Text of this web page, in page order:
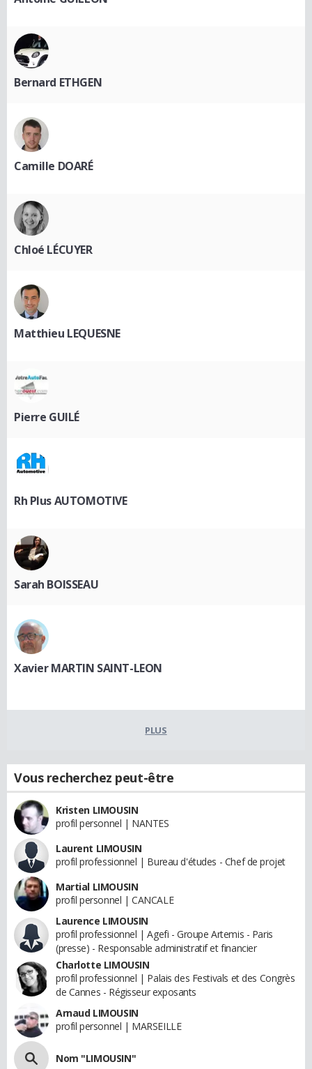
Bernard ETHGEN
Camille DOARÉ
Chloé LÉCUYER
Matthieu LEQUESNE
Pierre GUILÉ
Rh Plus AUTOMOTIVE
Sarah BOISSEAU
Xavier MARTIN SAINT-LEON
PLUS
Vous recherchez peut-être
Kristen LIMOUSIN
profil personnel | NANTES
Laurent LIMOUSIN
profil professionnel | Bureau d'études - Chef de projet
Martial LIMOUSIN
profil personnel | CANCALE
Laurence LIMOUSIN
profil professionnel | Agefi - Groupe Artemis - Paris
(presse) - Responsable administratif et financier
Charlotte LIMOUSIN
profil professionnel | Palais des Festivals et des Congrès
de Cannes - Régisseur exposants
Arnaud LIMOUSIN
profil personnel | MARSEILLE
Nom "LIMOUSIN"